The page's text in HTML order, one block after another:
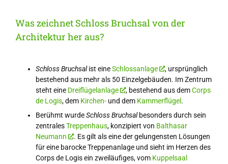
Was zeichnet Schloss Bruchsal von der
Architektur her aus?
Schloss Bruchsalist eineSchlossanlage
, ursprünglich
bestehend aus mehr als 50 Einzelgebäuden. Im Zentrum
steht eine Dreiflügelanlage , bestehend aus demCorps
de Logis, dem Kirchen-und dem Kammerflügel .
Berühmt wurdeSchloss Bruchsalbesonders durch sein
zentralesTreppenhaus, konzipiert von Balthasar
Neumann
. Es gilt als eine der gelungensten Lösungen
für eine barocke Treppenanlage und sieht im Herzen des
Corps de Logis ein zweiläufiges, vom Kuppelsaal